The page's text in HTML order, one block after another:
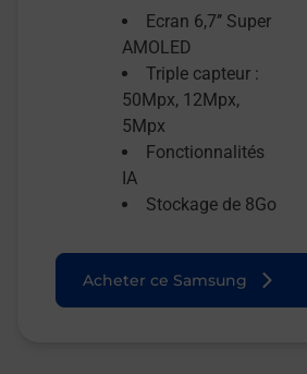
Ecran 6,7’’ Super
AMOLED
Triple capteur :
50Mpx, 12Mpx,
5Mpx
Fonctionnalités
IA
Stockage de 8Go
Acheter ce Samsung